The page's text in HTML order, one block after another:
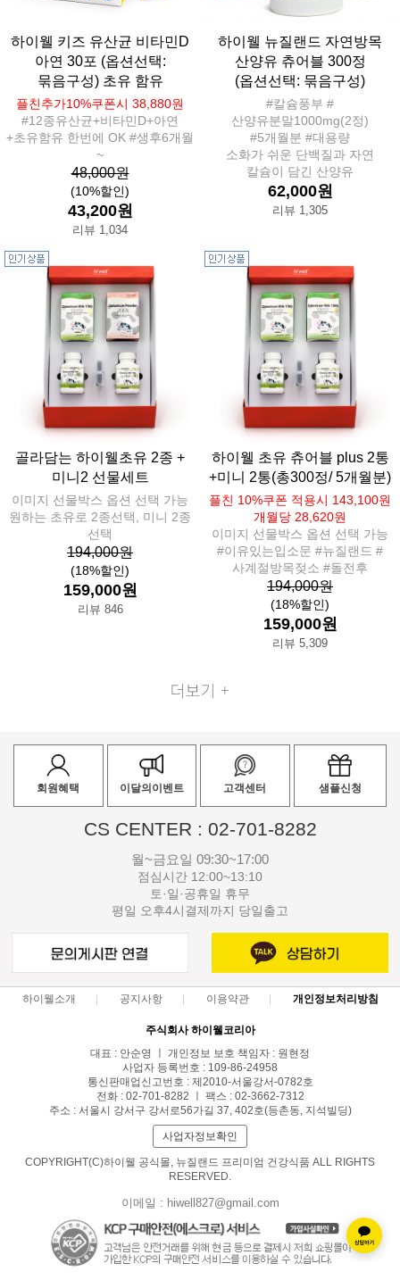
하이웰 키즈 유산균 비타민D
아연 30포 (옵션선택:
묶음구성) 초유 함유
플친추가10%쿠폰시 38,880원
#12종유산균+비타민D+아연
+초유함유 한번에 OK #생후6개월
~
48,000원
(10%할인)
43,200원
리뷰 1,034
하이웰 뉴질랜드 자연방목
산양유 츄어블 300정
(옵션선택: 묶음구성)
#칼슘풍부 #
산양유분말1000mg(2정)
#5개월분 #대용량
소화가 쉬운 단백질과 자연
칼슘이 담긴 산양유
62,000원
리뷰 1,305
골라담는 하이웰초유 2종 +
미니2 선물세트
이미지 선물박스 옵션 선택 가능
원하는 초유로 2종선택, 미니 2종
선택
194,000원
(18%할인)
159,000원
리뷰 846
하이웰 초유 츄어블 plus 2통
+미니 2통(총300정/ 5개월분)
플친 10%쿠폰 적용시 143,100원
개월당 28,620원
이미지 선물박스 옵션 선택 가능
#이유있는입소문 #뉴질랜드 #
사계절방목젖소 #돌전후
194,000원
(18%할인)
159,000원
리뷰 5,309
회원혜택 이달의이벤트 고객센터 샘플신청
CS CENTER : 02-701-8282
월~금요일 09:30~17:00
점심시간 12:00~13:10
토·일·공휴일 휴무
평일 오후4시결제까지 당일출고
하이웰소개 공지사항 이용약관 개인정보처리방침
주식회사 하이웰코리아
대표 : 안순영 ㅣ 개인정보 보호 책임자 : 원현정
사업자 등록번호 : 109-86-24958
통신판매업신고번호 : 제2010-서울강서-0782호
전화 : 02-701-8282 ㅣ 팩스 : 02-3662-7312
주소 : 서울시 강서구 강서로56가길 37, 402호(등촌동, 지석빌딩)
사업자정보확인
COPYRIGHT(C)하이웰 공식몰, 뉴질랜드 프리미엄 건강식품 ALL RIGHTS
RESERVED.
이메일 : hiwell827@gmail.com